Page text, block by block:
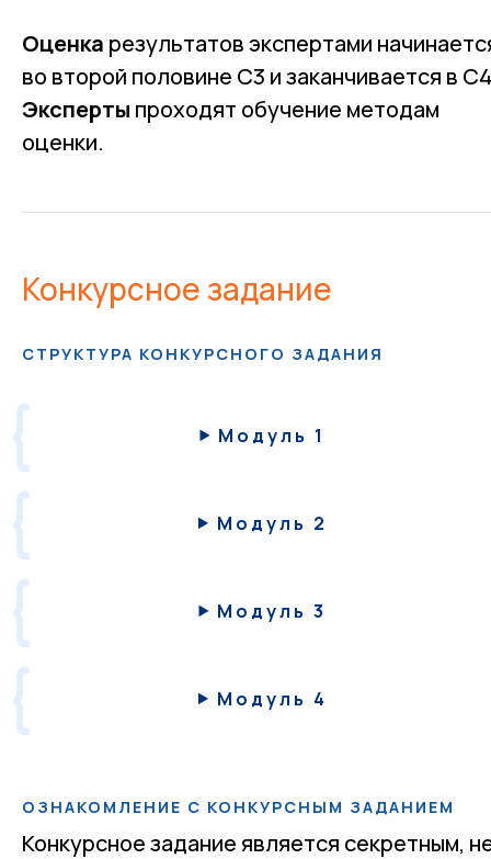
Оценка результатов экспертами
во второй половине С3 и заканчивается в
Эксперты проходят обучение методам
оценки.
Конкурсное задание
СТРУКТУРА КОНКУРСНОГО ЗАДАНИЯ
Модуль 1
Модуль 2
Модуль 3
Модуль 4
ОЗНАКОМЛЕНИЕ С КОНКУРСНЫМ ЗАДАНИЕМ
Конкурсное задание является секретным,